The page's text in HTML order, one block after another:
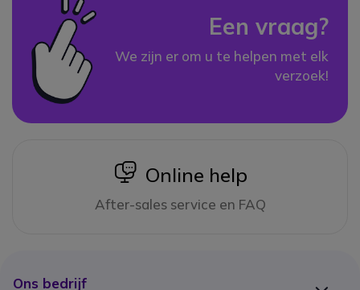
Een vraag?
We zijn er om u te helpen met elk
verzoek!
icon
Online help
After-sales service en FAQ
Ons bedrijf